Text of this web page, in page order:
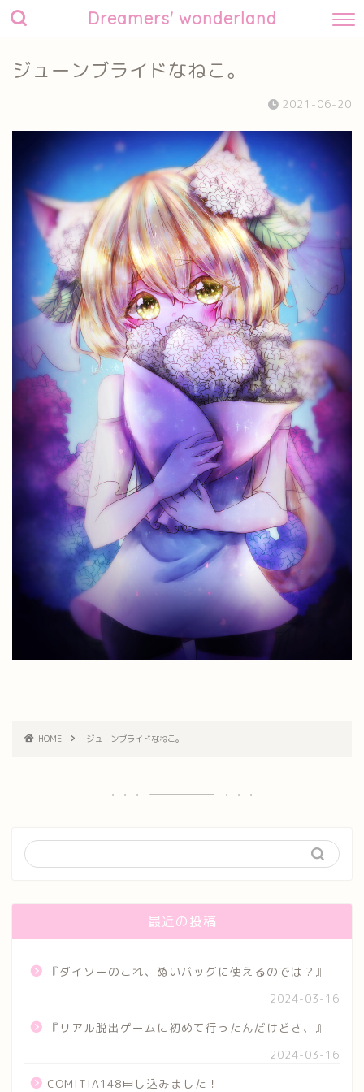
Dreamers' wonderland
ジューンブライドなねこ。
2021-06-20
HOME ジューンブライドなねこ。
最近の投稿
『ダイソーのこれ、ぬいバッグに使えるのでは？』
2024-03-16
『リアル脱出ゲームに初めて行ったんだけどさ、』
2024-03-16
COMITIA148申し込みました！